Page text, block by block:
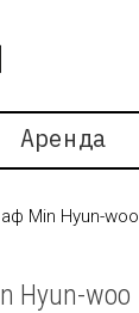
Аренда
Min Hyun-woo
Hyun-woo